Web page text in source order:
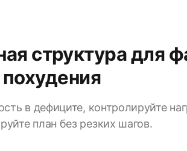
структура для
похудения
в дефиците, контролируйте
план без резких шагов.